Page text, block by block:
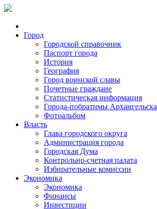
Город
Городской справочник
Паспорт города
История
География
Город воинской славы
Почетные граждане
Статистическая информация
Города-побратимы Архангельска
Фотоальбом
Власть
Глава городского округа
Администрация города
Городская Дума
Контрольно-счетная палата
Избирательные комиссии
Экономика
Экономика
Финансы
Инвестиции